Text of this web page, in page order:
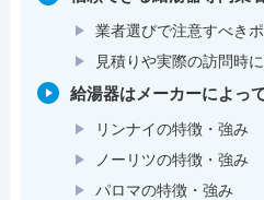
業者選びで注意すべき
見積りや実際の訪問時
給湯器はメーカーによっ
リンナイの特徴・強み
ノーリツの特徴・強み
パロマの特徴・強み